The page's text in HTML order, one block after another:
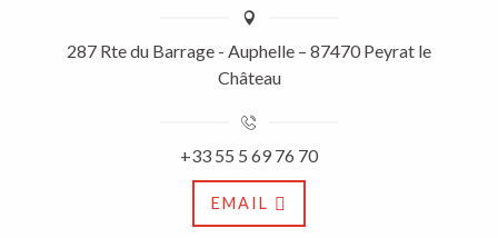
287 Rte du Barrage - Auphelle – 87470 Peyrat le
Château
+33 55 5 69 76 70
EMAIL